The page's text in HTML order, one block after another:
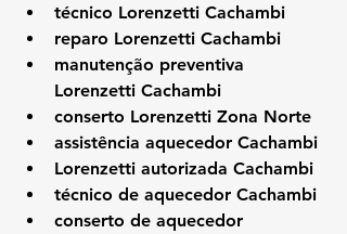
técnico Lorenzetti Cachambi
reparo Lorenzetti Cachambi
manutenção preventiva
Lorenzetti Cachambi
conserto Lorenzetti Zona Norte
assistência aquecedor Cachambi
Lorenzetti autorizada Cachambi
técnico de aquecedor Cachambi
conserto de aquecedor